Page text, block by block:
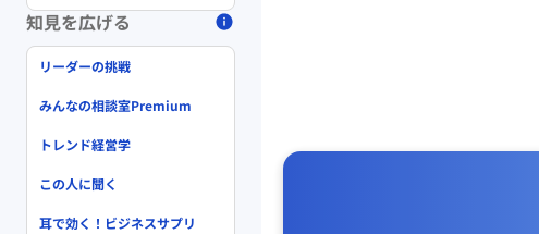
知見を広げる
リーダーの挑戦
みんなの相談室Premium
トレンド経営学
この人に聞く
耳で効く！ビジネスサプリ